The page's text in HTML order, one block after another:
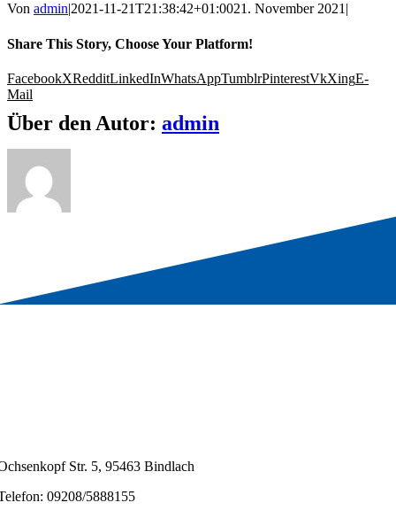
Von admin|2021-11-21T21:38:42+01:0021. November 2021|
Share This Story, Choose Your Platform!
FacebookXRedditLinkedInWhatsAppTumblrPinterestVkXingE-
Mail
Über den Autor: admin
Str. 5, 95463 Bindlach
09208/5888155